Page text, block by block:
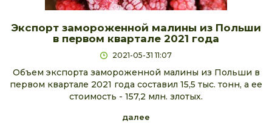
Экспорт замороженной малины из Польши
в первом квартале 2021 года
2021-05-31 11:07
Объем экспорта замороженной малины из Польши в
первом квартале 2021 года составил 15,5 тыс. тонн, а ее
стоимость - 157,2 млн. злотых.
далее